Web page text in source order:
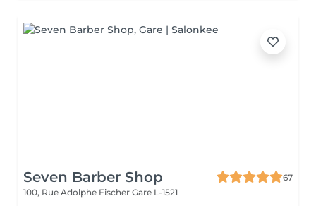
Seven Barber Shop
67
100, Rue Adolphe Fischer Gare L-1521